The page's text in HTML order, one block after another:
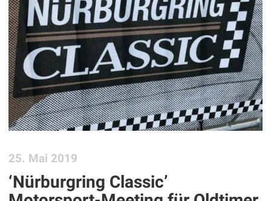
25. Mai 2019
‘Nürburgring Classic’